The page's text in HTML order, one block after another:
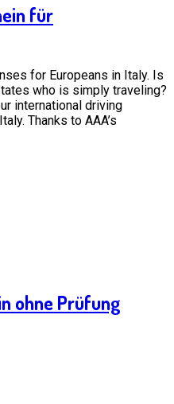
für
for Europeans in Italy. Is
who is simply traveling?
international driving
Thanks to AAA’s
ohne Prüfung